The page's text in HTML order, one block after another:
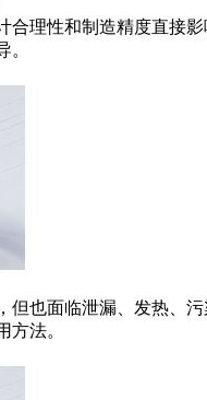
合理性和制造精度直接
。
也面临泄漏、发热、
方法。